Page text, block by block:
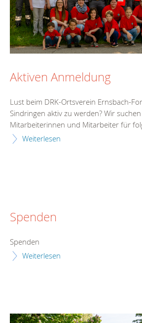
Aktiven Anmeldung
Lust beim DRK-Ortsverein Ernsbach-
Sindringen aktiv zu werden? Wir
Mitarbeiterinnen und Mitarbeiter für
Weiterlesen
Spenden
Spenden
Weiterlesen